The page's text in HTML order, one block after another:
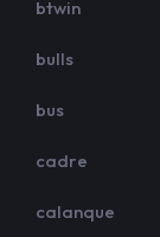
btwin
bulls
bus
cadre
calanque